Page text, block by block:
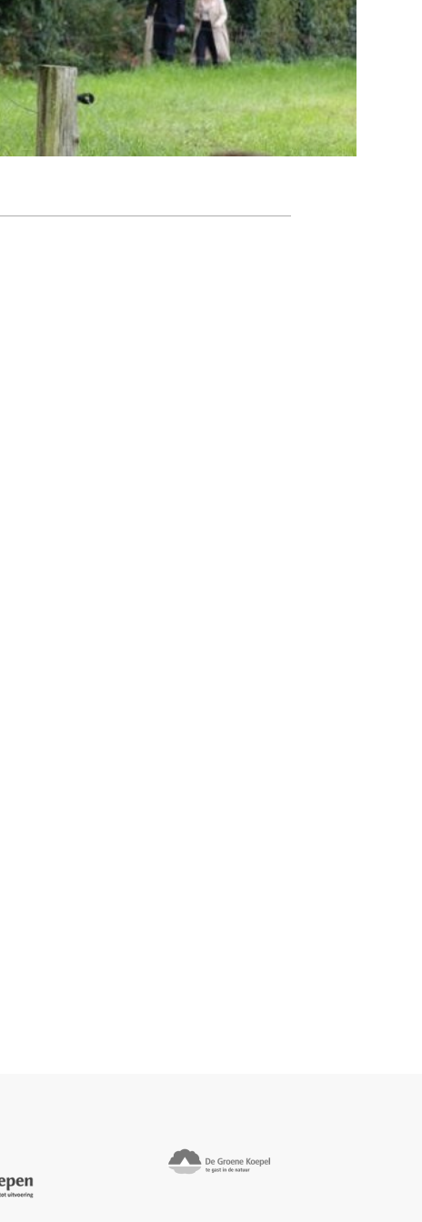
Agenda
Nieuwsbrief
About us